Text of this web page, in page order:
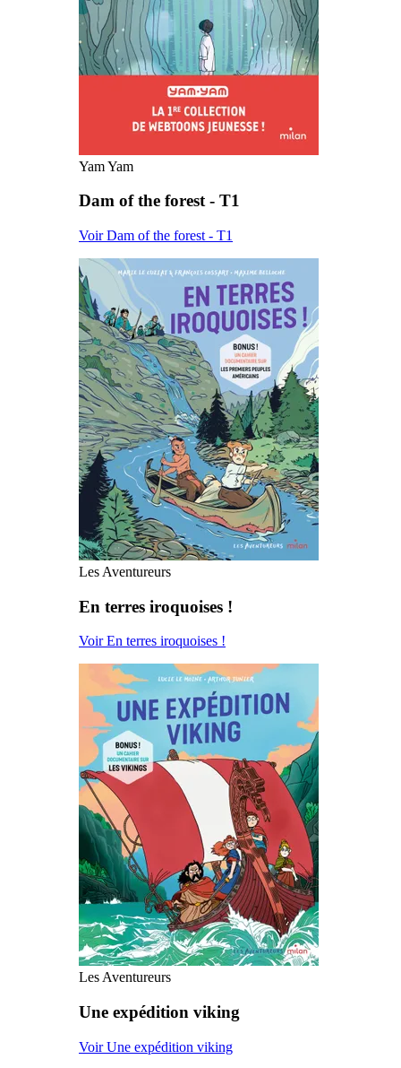
Yam Yam
Dam of the forest - T1
Voir Dam of the forest - T1
Les Aventureurs
En terres iroquoises !
Voir En terres iroquoises !
Les Aventureurs
Une expédition viking
Voir Une expédition viking